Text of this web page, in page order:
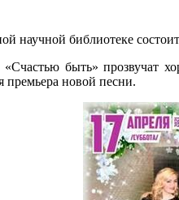
научной библиотеке
быть» прозвучат
премьера новой песни.